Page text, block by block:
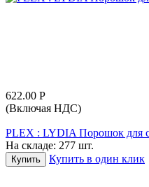
622.00 Р
(Включая НДС)
PLEX : LYDIA Порошок для
На складе: 277 шт.
Купить Купить в один клик